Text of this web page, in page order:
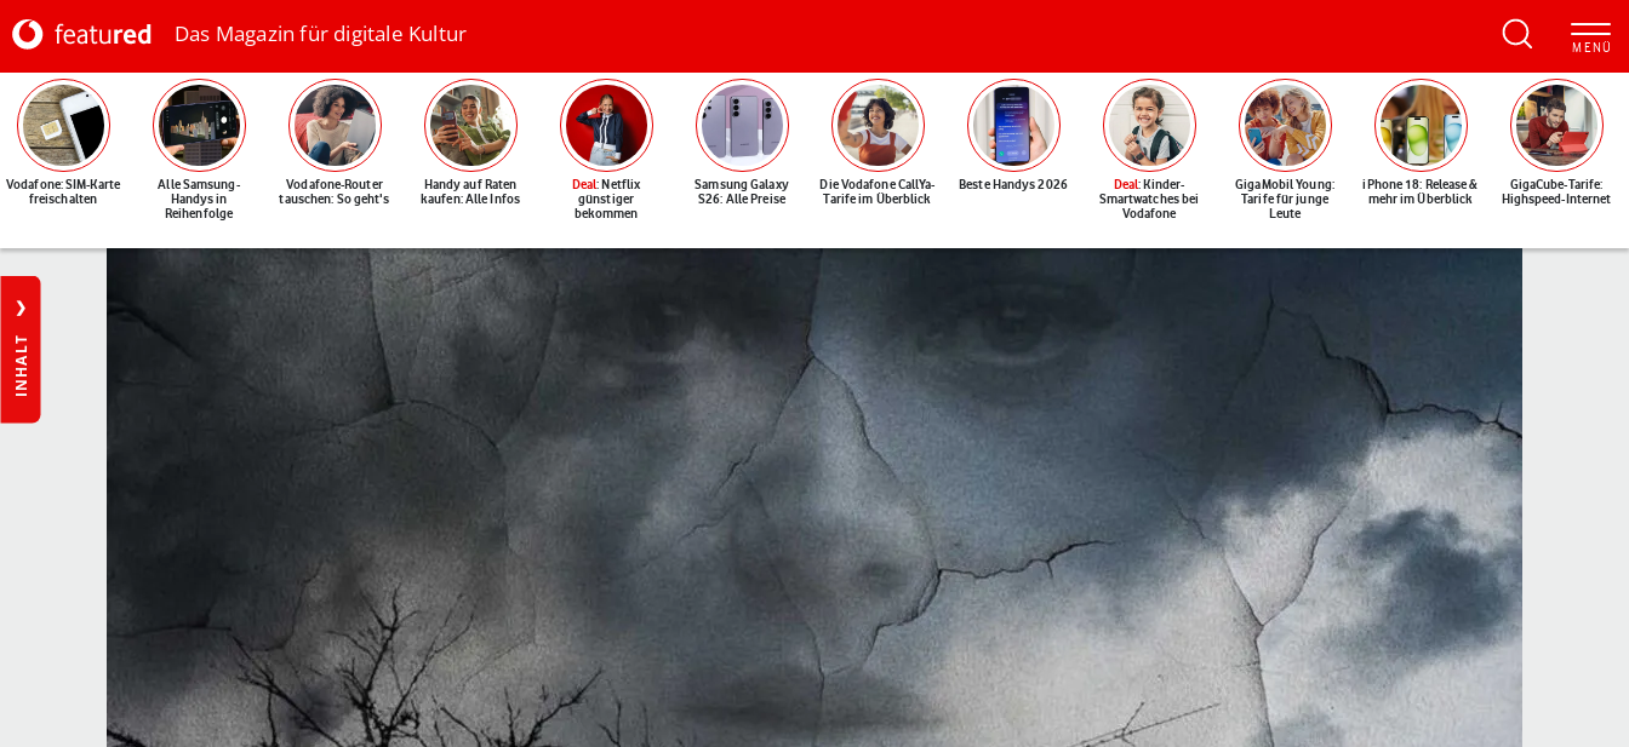
Das Magazin für digitale Kultur
Vodafone: SIM-Karte
freischalten
Alle Samsung-
Handys in
Reihenfolge
Vodafone-Router
tauschen: So geht's
Handy auf Raten
kaufen: Alle Infos
Deal: Netflix
günstiger
bekommen
Samsung Galaxy
S26: Alle Preise
Die Vodafone CallYa-
Tarife im Überblick
Beste Handys 2026 Deal: Kinder-
Smartwatches bei
Vodafone
GigaMobil Young:
Tarife für junge
Leute
iPhone 18: Release &
mehr im Überblick
GigaCube-Tarife:
Highspeed-Internet
INHALT